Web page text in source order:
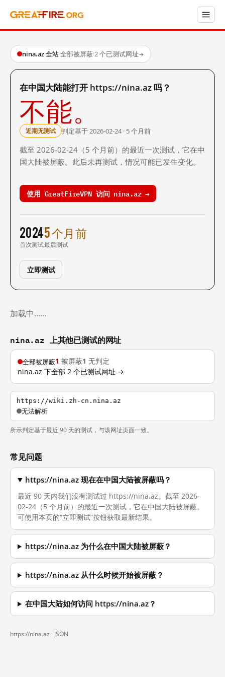
nina.az 全站·全部被屏蔽·2 个已测试网址→
在中国大陆能打开 https://nina.az 吗？
不能。
近期无测试 判定基于 2026-02-24 · 5 个月前
截至 2026-02-24（5 个月前）的最近一次测试，它在中
国大陆被屏蔽。此后未再测试，情况可能已发生变化。
使用 GreatFireVPN 访问 nina.az →
2024
首次测试
5 个月前
最后测试
立即测试
加载中……
nina.az 上其他已测试的网址
全部被屏蔽1 被屏蔽1 无判定
nina.az 下全部 2 个已测试网址 →
https://wiki.zh-cn.nina.az
无法解析
所示判定基于最近 90 天的测试，与该网址页面一致。
常见问题
https://nina.az 现在在中国大陆被屏蔽吗？
最近 90 天内我们没有测试过 https://nina.az。截至 2026-
02-24（5 个月前）的最近一次测试，它在中国大陆被屏蔽。
可使用本页的“立即测试”按钮获取最新结果。
https://nina.az 为什么在中国大陆被屏蔽？
https://nina.az 从什么时候开始被屏蔽？
在中国大陆如何访问 https://nina.az？
https://nina.az · JSON